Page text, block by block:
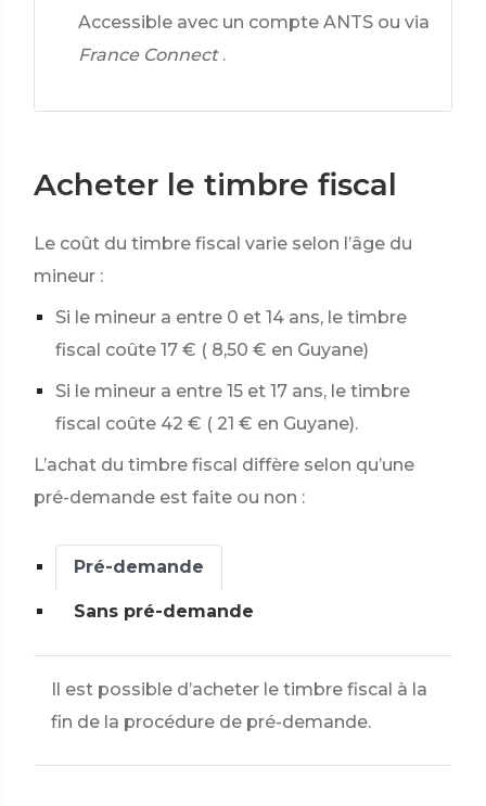
Accessible avec un compte ANTS ou via
France Connect .
Acheter le timbre fiscal
Le coût du timbre fiscal varie selon l’âge du
mineur :
Si le mineur a entre 0 et 14 ans, le timbre
fiscal coûte 17 € ( 8,50 € en Guyane)
Si le mineur a entre 15 et 17 ans, le timbre
fiscal coûte 42 € ( 21 € en Guyane).
L’achat du timbre fiscal diffère selon qu’une
pré-demande est faite ou non :
Pré-demande
Sans pré-demande
Il est possible d’acheter le timbre fiscal à la
fin de la procédure de pré-demande.